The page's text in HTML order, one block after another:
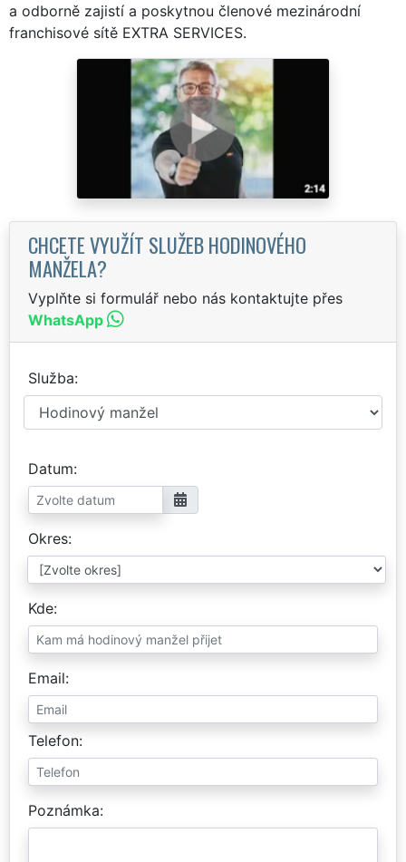
a odborně zajistí a poskytnou členové mezinárodní
franchisové sítě EXTRA SERVICES.
CHCETE VYUŽÍT SLUŽEB HODINOVÉHO
MANŽELA?
Vyplňte si formulář nebo nás kontaktujte přes
WhatsApp
Služba
Datum
Okres
Kde
Email
Telefon
Poznámka